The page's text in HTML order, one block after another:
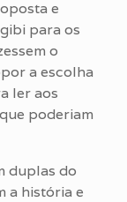
e
para os
o
a escolha
ler aos
poderiam
duplas do
a história e